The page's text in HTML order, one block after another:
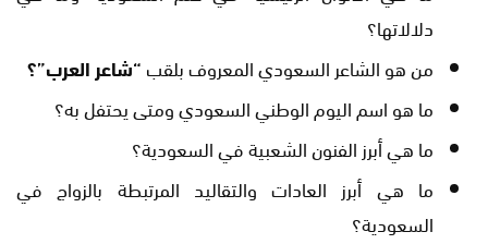
دلالاتها؟
من هو الشاعر السعودي المعروف بلقب“شاعر العرب”؟
ما هو اسم اليوم الوطني السعودي ومتى يحتفل به؟
ما هي أبرز الفنون الشعبية في السعودية؟
ما هي أبرز العادات والتقاليد المرتبطة بالزواج في
السعودية؟